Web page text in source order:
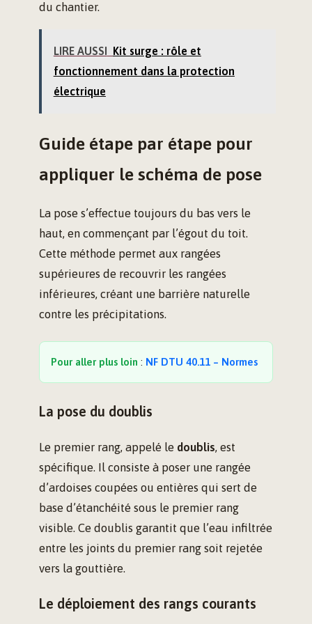
du chantier.
LIRE AUSSI Kit surge : rôle et
fonctionnement dans la protection
électrique
Guide étape par étape pour
appliquer le schéma de pose
La pose s’effectue toujours du bas vers le
haut, en commençant par l’égout du toit.
Cette méthode permet aux rangées
supérieures de recouvrir les rangées
inférieures, créant une barrière naturelle
contre les précipitations.
Pour aller plus loin : NF DTU 40.11 – Normes
La pose du doublis
Le premier rang, appelé le doublis, est
spécifique. Il consiste à poser une rangée
d’ardoises coupées ou entières qui sert de
base d’étanchéité sous le premier rang
visible. Ce doublis garantit que l’eau infiltrée
entre les joints du premier rang soit rejetée
vers la gouttière.
Le déploiement des rangs courants